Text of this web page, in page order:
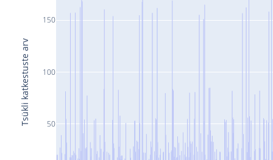
50
100
150
Tsükli katkestuste arv